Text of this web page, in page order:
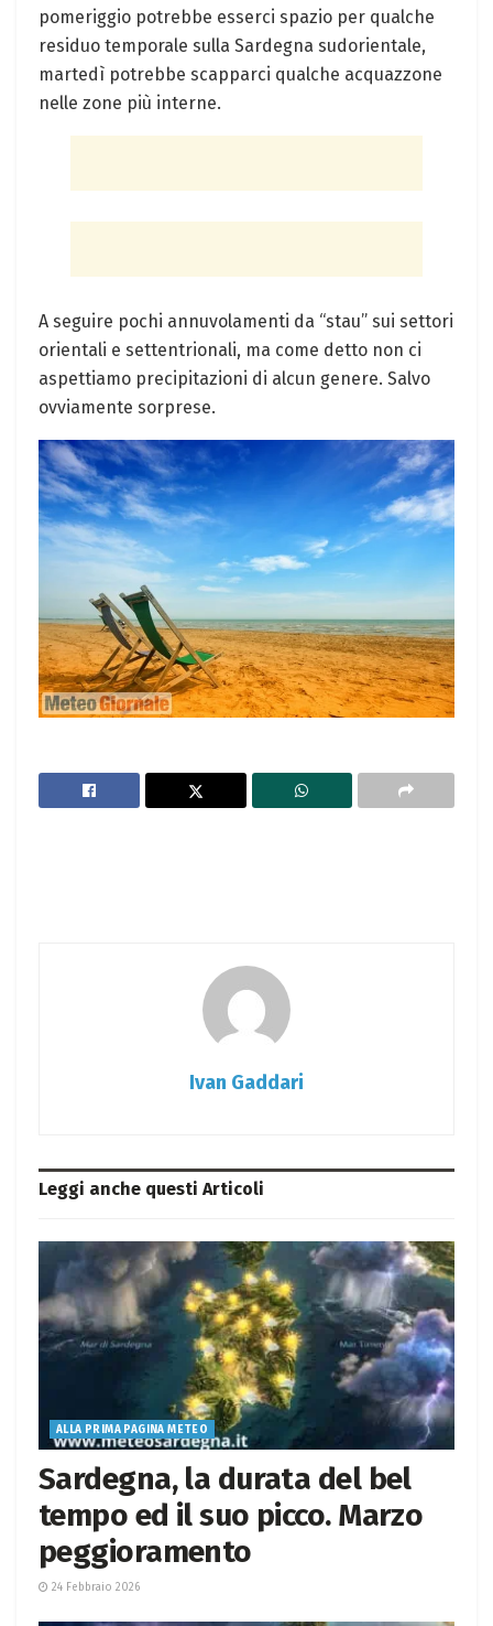
pomeriggio potrebbe esserci spazio per qualche
residuo temporale sulla Sardegna sudorientale,
martedì potrebbe scapparci qualche acquazzone
nelle zone più interne.
A seguire pochi annuvolamenti da “stau” sui settori
orientali e settentrionali, ma come detto non ci
aspettiamo precipitazioni di alcun genere. Salvo
ovviamente sorprese.
Ivan Gaddari
Leggi anche questi Articoli
ALLA PRIMA PAGINA METEO
Sardegna, la durata del bel
tempo ed il suo picco. Marzo
peggioramento
24 Febbraio 2026